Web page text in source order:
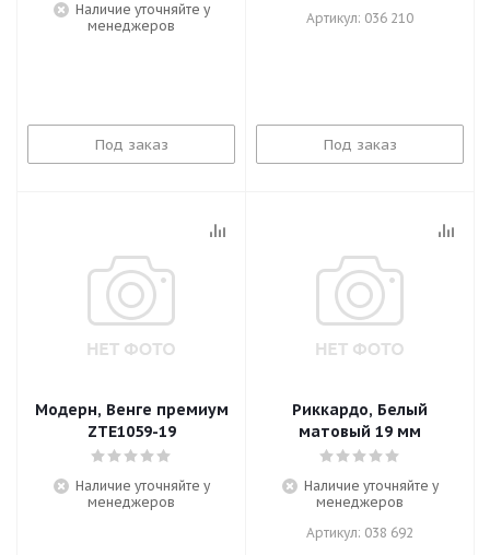
Наличие уточняйте у
менеджеров
Под заказ
Артикул: 036 210
Под заказ
Модерн, Венге премиум
ZTE1059-19
Наличие уточняйте у
менеджеров
Риккардо, Белый
матовый 19 мм
Наличие уточняйте у
менеджеров
Артикул: 038 692